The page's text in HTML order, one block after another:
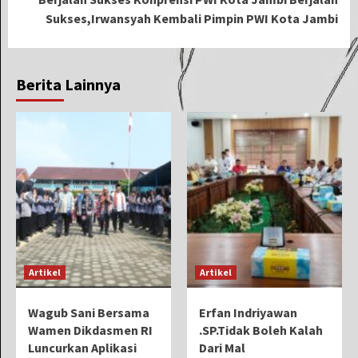
Sukses,Irwansyah Kembali Pimpin PWI Kota Jambi
Berita Lainnya
Artikel
Wagub Sani Bersama
Wamen Dikdasmen RI
Luncurkan Aplikasi
Artikel
Erfan Indriyawan
.SP.Tidak Boleh Kalah
Dari Mal